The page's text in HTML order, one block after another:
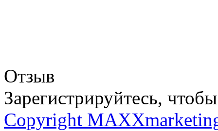
Отзыв
Зарегистрируйтесь,
Copyright